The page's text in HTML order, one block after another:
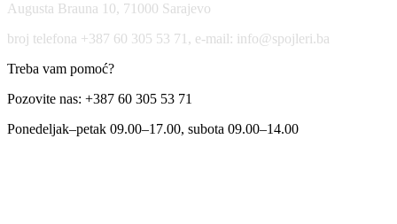
Augusta Brauna 10, 71000 Sarajevo
broj telefona +387 60 305 53 71, e-mail: info@spojleri.ba
Treba vam pomoć?
Pozovite nas: +387 60 305 53 71
Ponedeljak–petak 09.00–17.00, subota 09.00–14.00